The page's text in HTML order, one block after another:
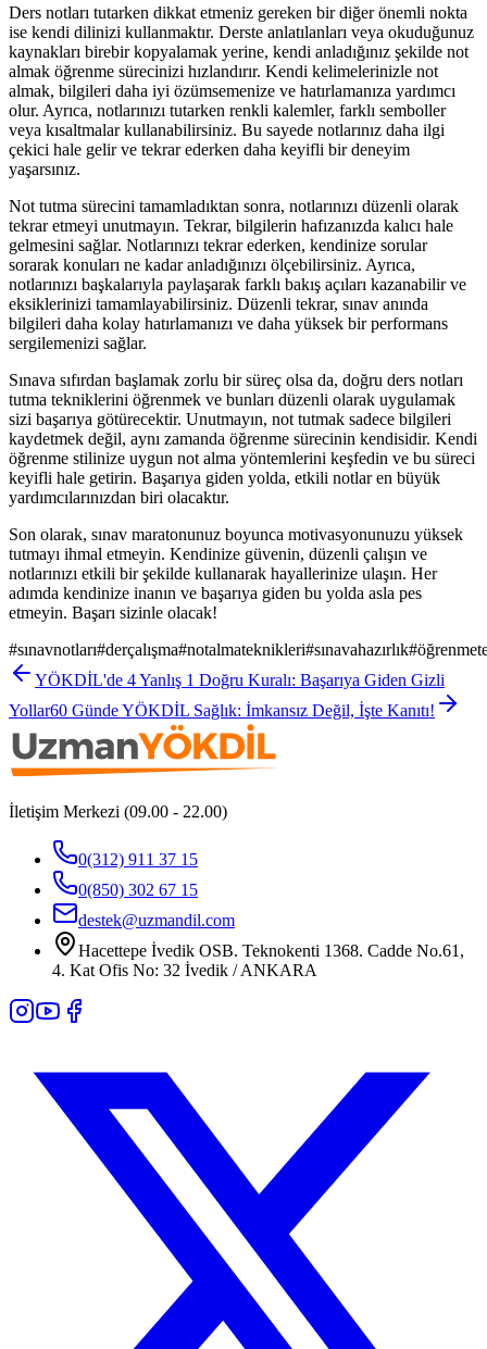
Ders notları tutarken dikkat etmeniz gereken bir diğer önemli nokta
ise kendi dilinizi kullanmaktır. Derste anlatılanları veya okuduğunuz
kaynakları birebir kopyalamak yerine, kendi anladığınız şekilde not
almak öğrenme sürecinizi hızlandırır. Kendi kelimelerinizle not
almak, bilgileri daha iyi özümsemenize ve hatırlamanıza yardımcı
olur. Ayrıca, notlarınızı tutarken renkli kalemler, farklı semboller
veya kısaltmalar kullanabilirsiniz. Bu sayede notlarınız daha ilgi
çekici hale gelir ve tekrar ederken daha keyifli bir deneyim
yaşarsınız.
Not tutma sürecini tamamladıktan sonra, notlarınızı düzenli olarak
tekrar etmeyi unutmayın. Tekrar, bilgilerin hafızanızda kalıcı hale
gelmesini sağlar. Notlarınızı tekrar ederken, kendinize sorular
sorarak konuları ne kadar anladığınızı ölçebilirsiniz. Ayrıca,
notlarınızı başkalarıyla paylaşarak farklı bakış açıları kazanabilir ve
eksiklerinizi tamamlayabilirsiniz. Düzenli tekrar, sınav anında
bilgileri daha kolay hatırlamanızı ve daha yüksek bir performans
sergilemenizi sağlar.
Sınava sıfırdan başlamak zorlu bir süreç olsa da, doğru ders notları
tutma tekniklerini öğrenmek ve bunları düzenli olarak uygulamak
sizi başarıya götürecektir. Unutmayın, not tutmak sadece bilgileri
kaydetmek değil, aynı zamanda öğrenme sürecinin kendisidir. Kendi
öğrenme stilinize uygun not alma yöntemlerini keşfedin ve bu süreci
keyifli hale getirin. Başarıya giden yolda, etkili notlar en büyük
yardımcılarınızdan biri olacaktır.
Son olarak, sınav maratonunuz boyunca motivasyonunuzu yüksek
tutmayı ihmal etmeyin. Kendinize güvenin, düzenli çalışın ve
notlarınızı etkili bir şekilde kullanarak hayallerinize ulaşın. Her
adımda kendinize inanın ve başarıya giden bu yolda asla pes
etmeyin. Başarı sizinle olacak!
#sınavnotları#derçalışma#notalmateknikleri#sınavahazırlık#
YÖKDİL'de 4 Yanlış 1 Doğru Kuralı: Başarıya Giden Gizli
Yollar60 Günde YÖKDİL Sağlık: İmkansız Değil, İşte Kanıtı!
İletişim Merkezi (09.00 - 22.00)
0(312) 911 37 15
0(850) 302 67 15
destek@uzmandil.com
Hacettepe İvedik OSB. Teknokenti 1368. Cadde No.61,
4. Kat Ofis No: 32 İvedik / ANKARA